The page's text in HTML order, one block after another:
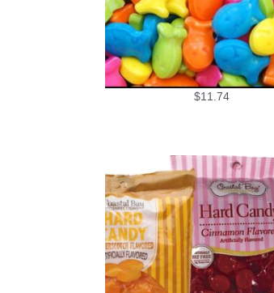
$11.74